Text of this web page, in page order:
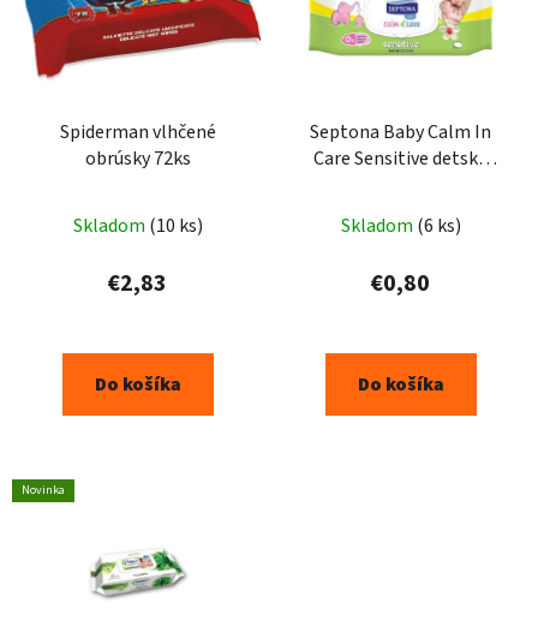
Spiderman vlhčené
obrúsky 72ks
Skladom (10 ks)
€2,83
Do košíka
Septona Baby Calm In
Care Sensitive detské
Skladom (6 ks)
€0,80
Do košíka
Novinka